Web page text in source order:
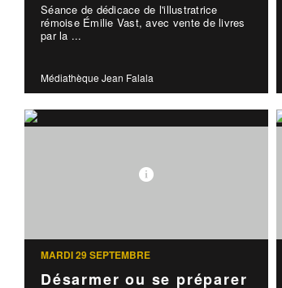
Séance de dédicace de l'illustratrice
rémoise Émilie Vast, avec vente de livres
par la ...
Médiathèque Jean Falala
MARDI 29 SEPTEMBRE
Désarmer ou se préparer